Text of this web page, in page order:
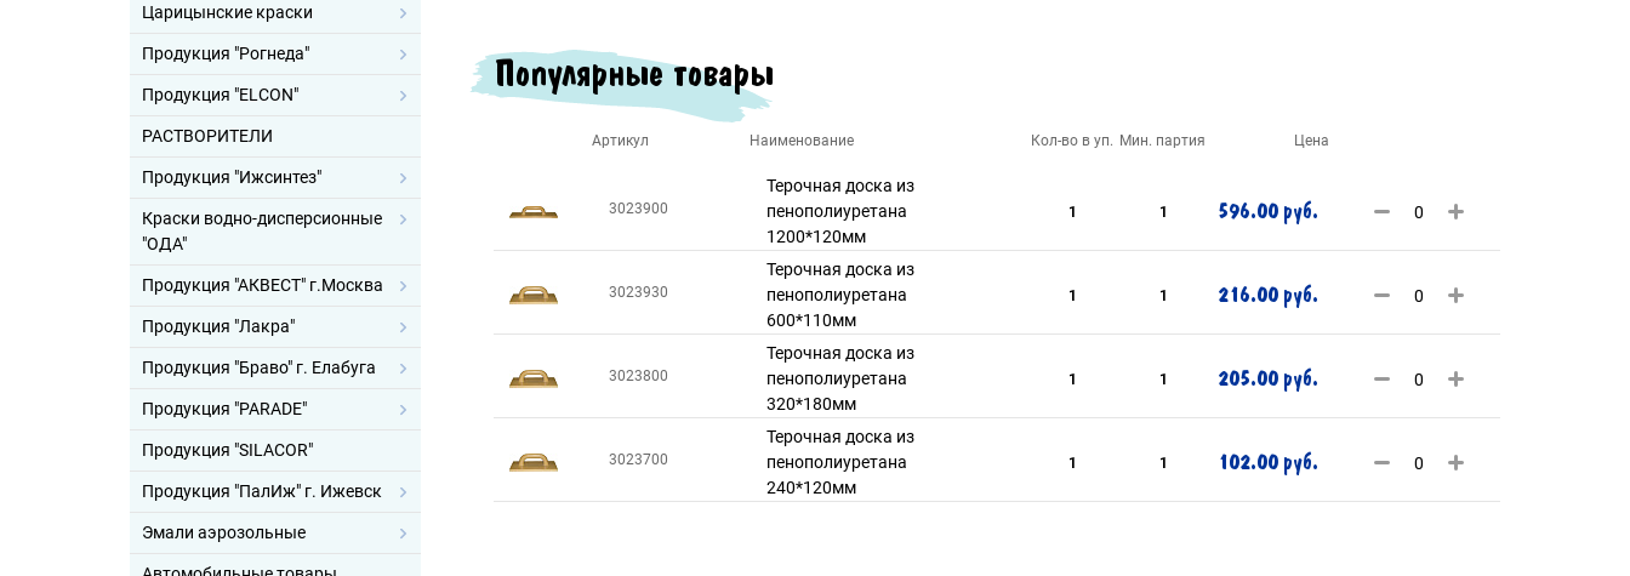
Царицынские краски
Продукция "Рогнеда"
Продукция "ELCON"
РАСТВОРИТЕЛИ
Продукция "Ижсинтез"
Краски водно-дисперсионные
"ОДА"
Продукция "АКВЕСТ" г.Москва
Продукция "Лакра"
Продукция "Браво" г. Елабуга
Продукция "PARADE"
Продукция "SILACOR"
Продукция "ПалИж" г. Ижевск
Эмали аэрозольные
Популярные товары
Артикул Наименование Кол-во в уп. Мин. партия Цена
3023900
Терочная доска из
пенополиуретана
1200*120мм
1 1 596.00 руб.
3023930
Терочная доска из
пенополиуретана
600*110мм
1 1 216.00 руб.
3023800
Терочная доска из
пенополиуретана
320*180мм
1 1 205.00 руб.
3023700
Терочная доска из
пенополиуретана
240*120мм
1 1 102.00 руб.